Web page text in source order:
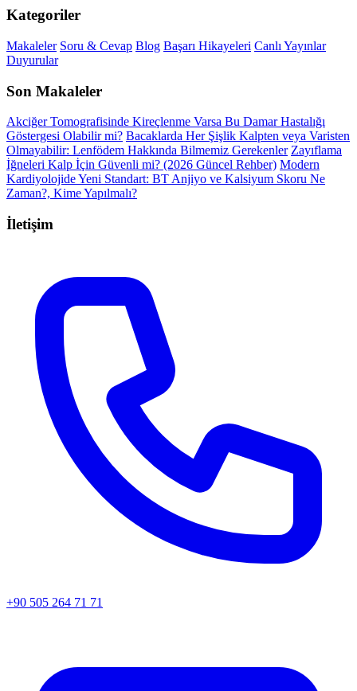
Kategoriler
Makaleler Soru & Cevap Blog Başarı Hikayeleri Canlı Yayınlar
Duyurular
Son Makaleler
Akciğer Tomografisinde Kireçlenme Varsa Bu Damar Hastalığı
Göstergesi Olabilir mi? Bacaklarda Her Şişlik Kalpten veya Varisten
Olmayabilir: Lenfödem Hakkında Bilmemiz Gerekenler Zayıflama
İğneleri Kalp İçin Güvenli mi? (2026 Güncel Rehber) Modern
Kardiyolojide Yeni Standart: BT Anjiyo ve Kalsiyum Skoru Ne
Zaman?, Kime Yapılmalı?
İletişim
+90 505 264 71 71